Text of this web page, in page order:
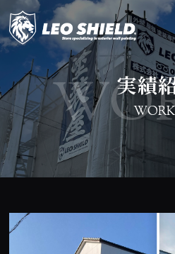
実績